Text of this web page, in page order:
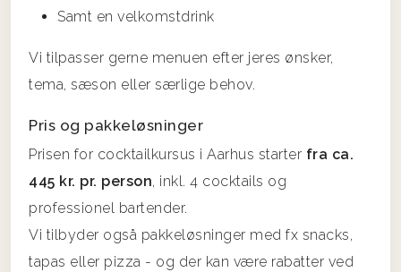
Samt en velkomstdrink
Vi tilpasser gerne menuen efter jeres ønsker,
tema, sæson eller særlige behov.
Pris og pakkeløsninger
Prisen for cocktailkursus i Aarhus starter fra ca.
445 kr. pr. person, inkl. 4 cocktails og
professionel bartender.
Vi tilbyder også pakkeløsninger med fx snacks,
tapas eller pizza - og der kan være rabatter ved